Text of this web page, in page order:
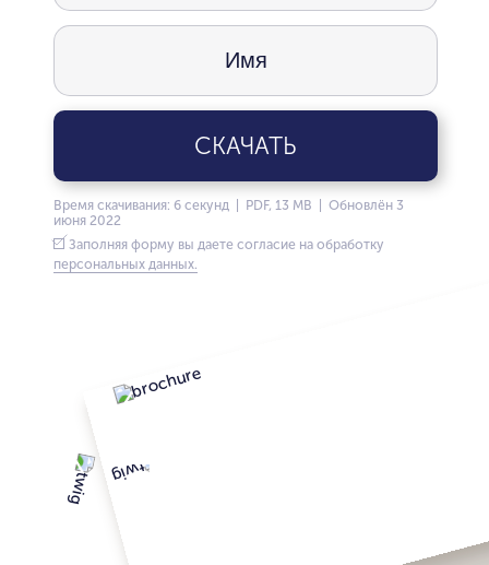
СКАЧАТЬ
Время скачивания: 6 секунд | PDF, 13 MB | Обновлён 3
июня 2022
Заполняя форму вы даете согласие на обработку
персональных данных.